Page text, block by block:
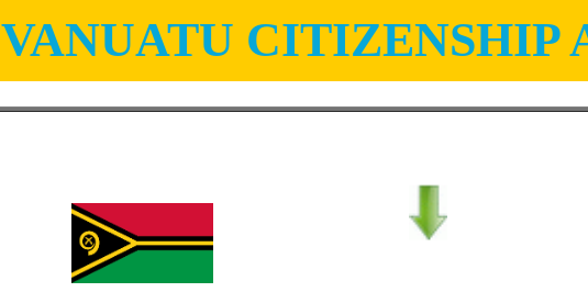
VANUATU CITIZENSHIP